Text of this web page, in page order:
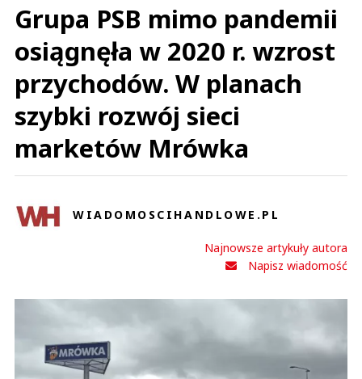
Grupa PSB mimo pandemii
osiągnęła w 2020 r. wzrost
przychodów. W planach
szybki rozwój sieci
marketów Mrówka
WIADOMOSCIHANDLOWE.PL
Najnowsze artykuły autora
Napisz wiadomość